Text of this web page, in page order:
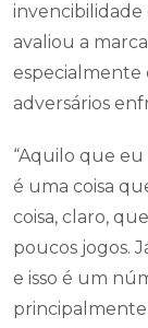
invencibilidade
avaliou a
especialmente
adversários
“Aquilo que
é uma coisa
coisa, claro,
poucos jogos.
e isso é um